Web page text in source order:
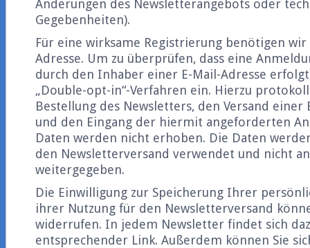
Änderungen des Newsletterangebots oder
Gegebenheiten).
Für eine wirksame Registrierung benötigen wir
Adresse. Um zu überprüfen, dass eine
durch den Inhaber einer E-Mail-Adresse
„Double-opt-in“-Verfahren ein. Hierzu
Bestellung des Newsletters, den Versand einer
und den Eingang der hiermit angeforderten
Daten werden nicht erhoben. Die Daten
den Newsletterversand verwendet und nicht
weitergegeben.
Die Einwilligung zur Speicherung Ihrer
ihrer Nutzung für den Newsletterversand
widerrufen. In jedem Newsletter findet sich
entsprechender Link. Außerdem können Sie